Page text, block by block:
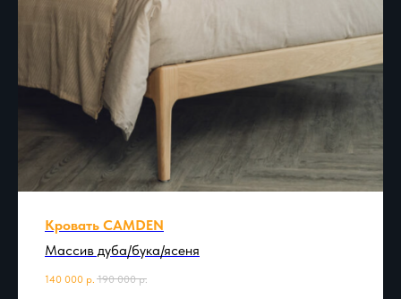
Кровать CAMDEN
Массив дуба/бука/ясеня
140 000 р. 190 000 р.